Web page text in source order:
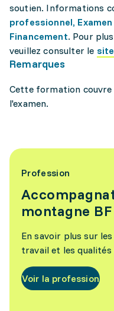
soutien. Informations
professionnel,
Financement. Pour
veuillez consulter le
Remarques
Cette formation couvre
l'examen.
Profession
montagne BF
En savoir plus sur
travail et les qualités
Voir la profession